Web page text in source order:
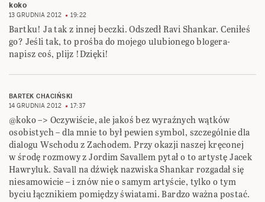
koko
13 GRUDNIA 2012 19:22
Bartku! Ja tak z innej beczki. Odszedł Ravi Shankar. Ceniłeś
go? Jeśli tak, to prośba do mojego ulubionego blogera-
napisz coś, plijz !Dzięki!
BARTEK CHACIŃSKI
14 GRUDNIA 2012
17:37
@koko –> Oczywiście, ale jakoś bez wyraźnych wątków
osobistych – dla mnie to był pewien symbol, szczególnie dla
dialogu Wschodu z Zachodem. Przy okazji naszej kręconej
w środę rozmowy z Jordim Savallem pytał o to artystę Jacek
Hawryluk. Savall na dźwięk nazwiska Shankar rozgadał się
niesamowicie – i znów nie o samym artyście, tylko o tym
byciu łącznikiem pomiędzy światami. Bardzo ważna postać.